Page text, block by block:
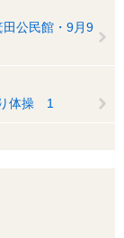
公民館・9月9
体操 1